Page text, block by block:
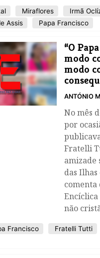
Miraflores Irmã
Assis
Papa Francisco
“O
modo
modo
ANTÓNIO
No mês
por
Fratelli
amizade
das
comenta
Encíclica
não
Francisco Fratelli Tutti